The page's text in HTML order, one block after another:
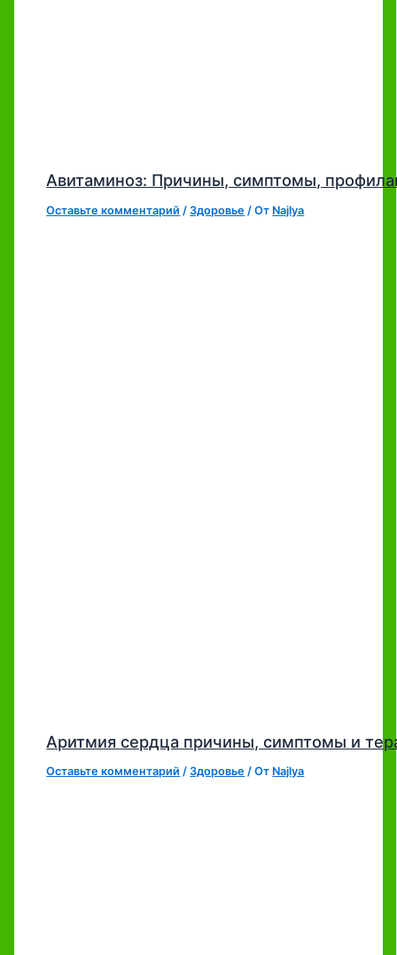
Авитаминоз: Причины, симптомы,
Оставьте комментарий /Здоровье / От Najlya
Аритмия сердца причины, симптомы и
Оставьте комментарий /Здоровье / От Najlya